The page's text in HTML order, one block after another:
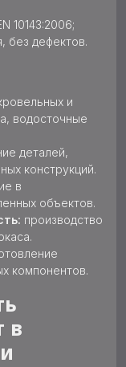
10143:2006;
без дефектов.
и
водосточные
деталей,
конструкций.
в
объектов.
производство
компонентов.
в